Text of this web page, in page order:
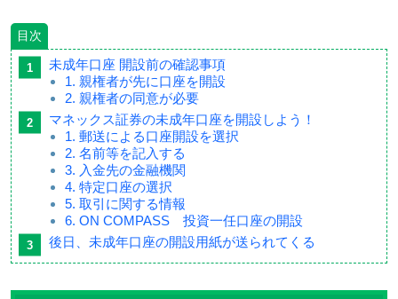
目次
未成年口座 開設前の確認事項
1. 親権者が先に口座を開設
2. 親権者の同意が必要
マネックス証券の未成年口座を開設しよう！
1. 郵送による口座開設を選択
2. 名前等を記入する
3. 入金先の金融機関
4. 特定口座の選択
5. 取引に関する情報
6. ON COMPASS 投資一任口座の開設
後日、未成年口座の開設用紙が送られてくる